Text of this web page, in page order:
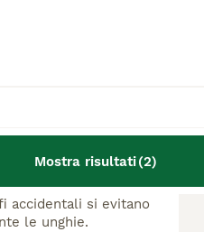
Mostra risultati(2)
graffia?
gatto dal carattere
tende a soffiare o
i bambini e adora
accidentali si evitano
le unghie.